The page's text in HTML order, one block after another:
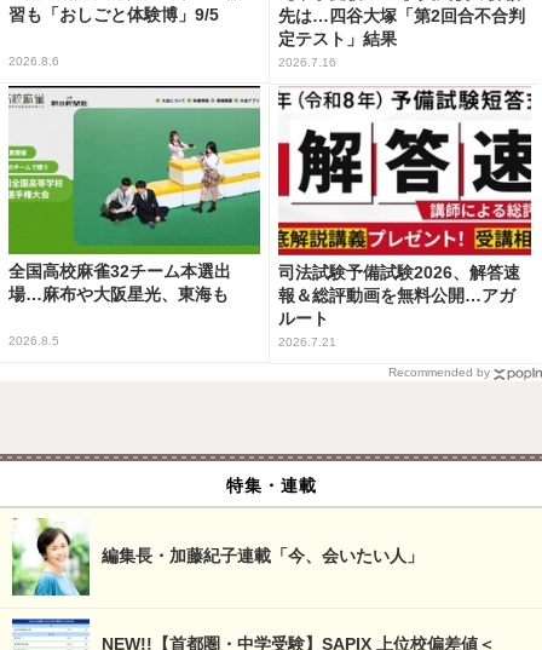
習も「おしごと体験博」9/5
2026.8.6
先は…四谷大塚「第2回合不合判
定テスト」結果
2026.7.16
全国高校麻雀32チーム本選出
場…麻布や大阪星光、東海も
2026.8.5
司法試験予備試験2026、解答速
報＆総評動画を無料公開…アガ
ルート
2026.7.21
Recommended by
特集・連載
編集長・加藤紀子連載「今、会いたい人」
NEW!!【首都圏・中学受験】SAPIX 上位校偏差値＜